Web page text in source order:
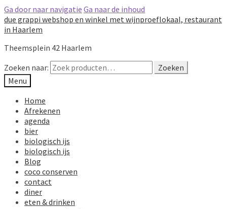
Ga door naar navigatie Ga naar de inhoud
due grappi webshop en winkel met wijnproeflokaal, restaurant
in Haarlem
Theemsplein 42 Haarlem
Zoeken naar:
Zoeken
Menu
Home
Afrekenen
agenda
bier
biologisch ijs
biologisch ijs
Blog
coco conserven
contact
diner
eten & drinken